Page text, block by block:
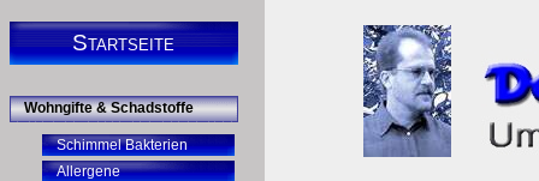
Startseite
Wohngifte & Schadstoffe
Schimmel Bakterien
Allergene